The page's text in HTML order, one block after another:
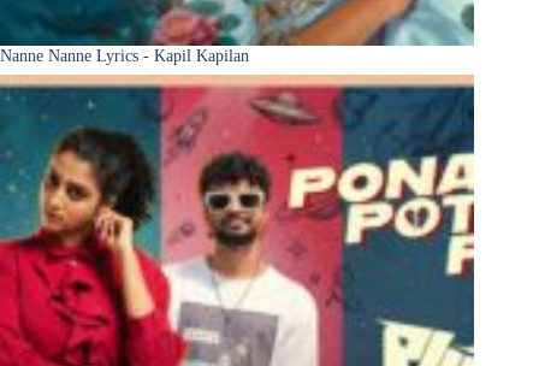
Nanne Nanne Lyrics - Kapil Kapilan